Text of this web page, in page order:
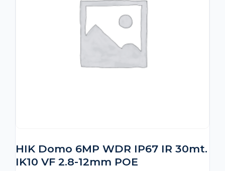
HIK Domo 6MP WDR IP67 IR 30mt.
IK10 VF 2.8-12mm POE